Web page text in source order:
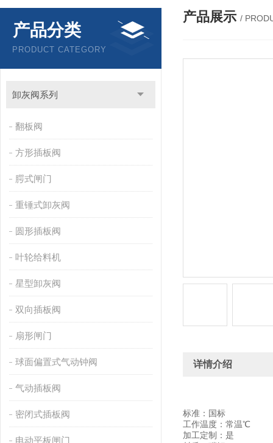
产品分类
PRODUCT CATEGORY
卸灰阀系列
翻板阀
方形插板阀
腭式闸门
重锤式卸灰阀
圆形插板阀
叶轮给料机
星型卸灰阀
双向插板阀
扇形闸门
球面偏置式气动钟阀
气动插板阀
密闭式插板阀
电动平板闸门
产品展示 /
详情介绍
标准：国标
工作温度：常温℃
加工定制：是